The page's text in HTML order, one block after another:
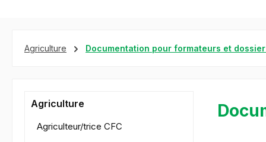
Agriculture Documentation pour formateurs et
Agriculture
Agriculteur/trice CFC